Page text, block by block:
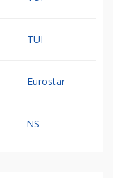
TUI
Eurostar
NS